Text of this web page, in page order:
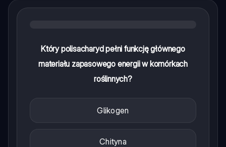
Który polisacharyd pełni funkcję głównego
materiału zapasowego energii w komórkach
roślinnych?
Glikogen
Chityna